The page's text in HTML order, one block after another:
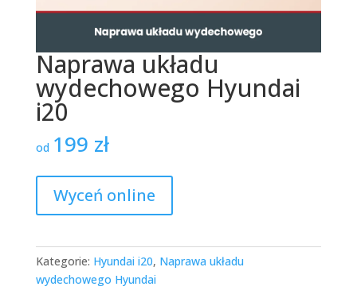
Naprawa układu
wydechowego Hyundai
i20
od 199 zł
Wyceń online
Kategorie: Hyundai i20, Naprawa układu
wydechowego Hyundai